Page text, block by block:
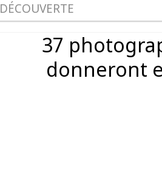
DÉCOUVERTE
37
donneront